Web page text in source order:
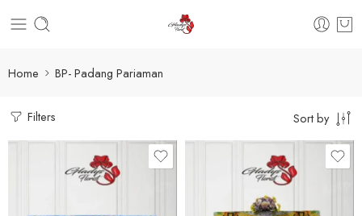
Home BP- Padang Pariaman
Filters Sort by